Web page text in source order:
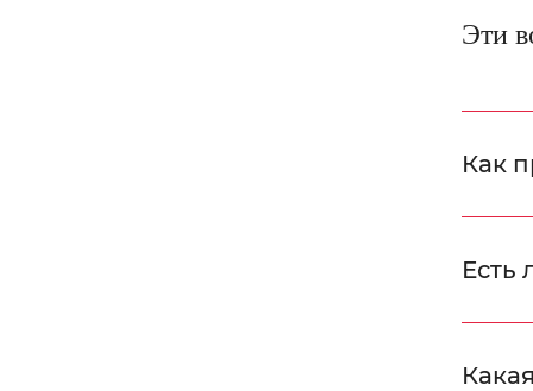
Эти
Как
Есть